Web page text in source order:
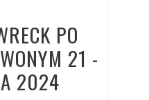
PO
21 -
2024